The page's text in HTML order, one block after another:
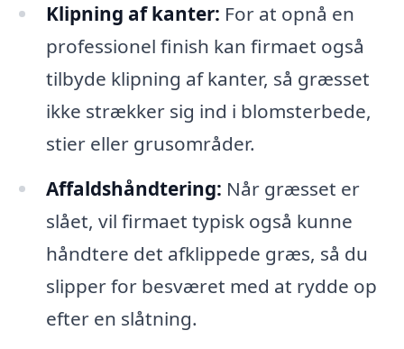
Klipning af kanter: For at opnå en
professionel finish kan firmaet også
tilbyde klipning af kanter, så græsset
ikke strækker sig ind i blomsterbede,
stier eller grusområder.
Affaldshåndtering: Når græsset er
slået, vil firmaet typisk også kunne
håndtere det afklippede græs, så du
slipper for besværet med at rydde op
efter en slåtning.